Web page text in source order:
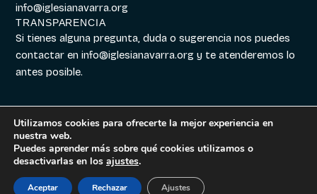
info@iglesianavarra.org
TRANSPARENCIA
Si tienes alguna pregunta, duda o sugerencia nos puedes
contactar eninfo@iglesianavarra.org y te atenderemos lo
antes posible.
Aviso legal|
Cookies|Política de
Utilizamos cookies para ofrecerte la mejor experiencia en
nuestra web.
Puedes aprender más sobre qué cookies utilizamos o
desactivarlas en los ajustes.
Aceptar Rechazar Ajustes